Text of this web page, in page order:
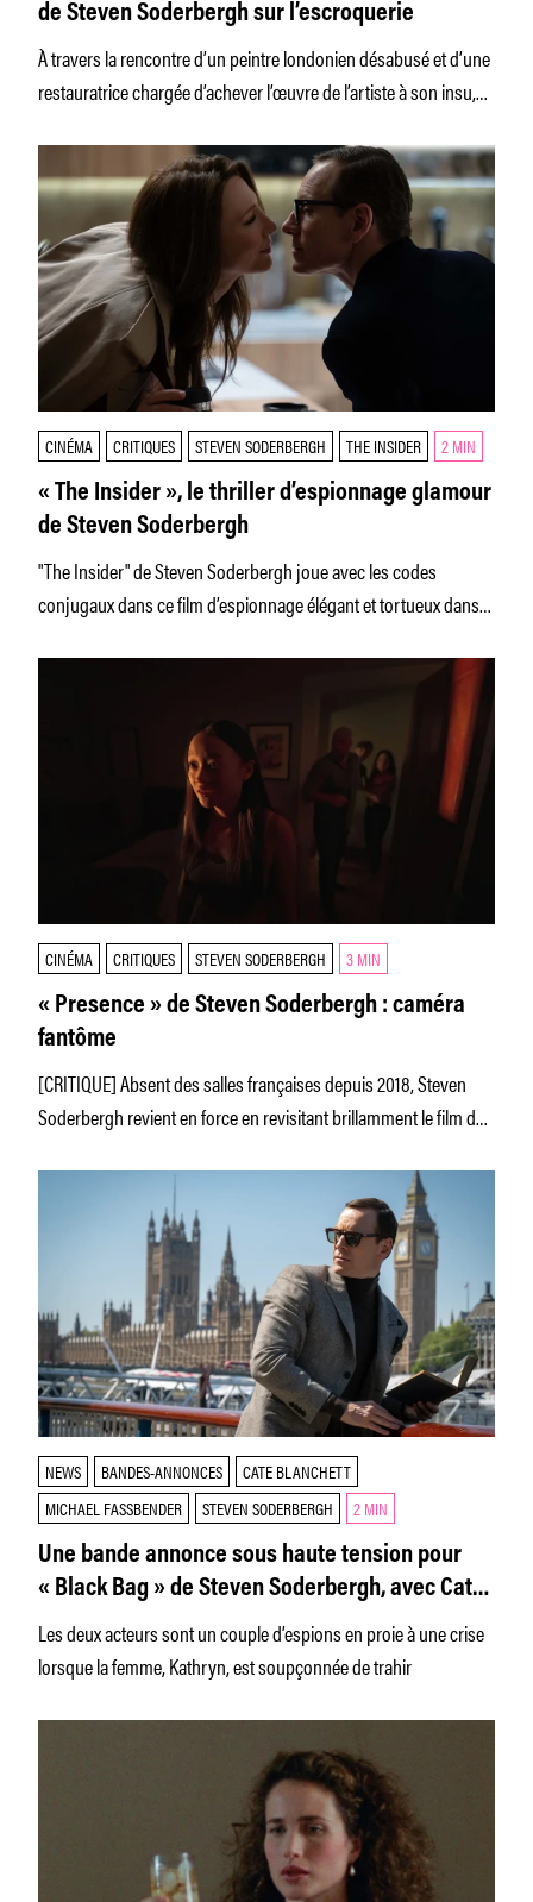
de Steven Soderbergh sur l’escroquerie
À travers la rencontre d’un peintre londonien désabusé et d’une
restauratrice chargée d’achever l’œuvre de l’artiste à son insu,
CINÉMA CRITIQUES STEVEN SODERBERGH THE INSIDER 2 MIN
« The Insider », le thriller d’espionnage glamour
de Steven Soderbergh
"The Insider" de Steven Soderbergh joue avec les codes
conjugaux dans ce film d’espionnage élégant et tortueux dans
CINÉMA CRITIQUES STEVEN SODERBERGH 3 MIN
« Presence » de Steven Soderbergh : caméra
fantôme
[CRITIQUE] Absent des salles françaises depuis 2018, Steven
Soderbergh revient en force en revisitant brillamment le film de
NEWS BANDES-ANNONCES
CATE BLANCHETT
MICHAEL FASSBENDER
STEVEN SODERBERGH 2 MIN
Une bande annonce sous haute tension pour
« Black Bag » de Steven Soderbergh, avec Cate
Blanchett et Michael Fassbender
Les deux acteurs sont un couple d’espions en proie à une crise
lorsque la femme, Kathryn, est soupçonnée de trahir